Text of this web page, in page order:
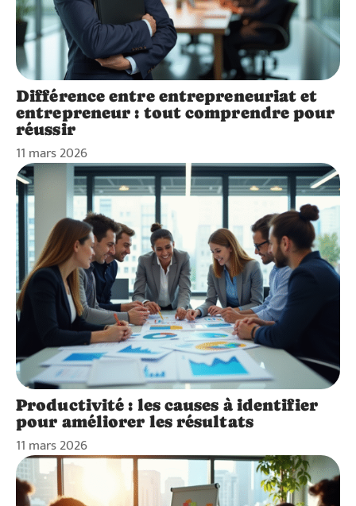
Différence entre entrepreneuriat et
entrepreneur : tout comprendre pour
réussir
11 mars 2026
Productivité : les causes à identifier
pour améliorer les résultats
11 mars 2026